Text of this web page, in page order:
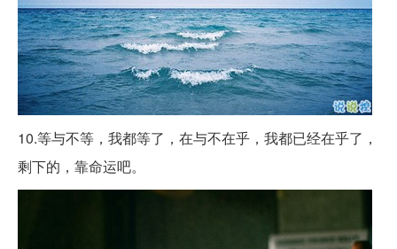
10.等与不等，我都等了，在与不在乎，我都已经在乎了，
剩下的，靠命运吧。 ​​​​